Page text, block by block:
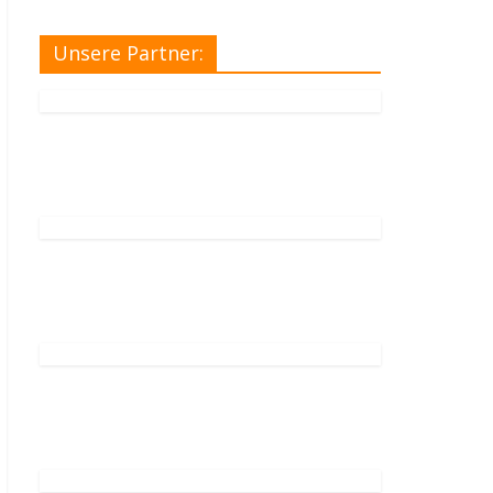
Unsere Partner: